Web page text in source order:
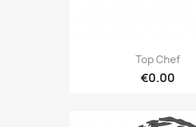
Top Chef
€0.00